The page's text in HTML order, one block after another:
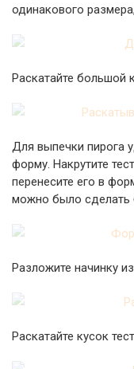
одинакового
Раскатайте большой
Для выпечки пирога
форму. Накрутите
перенесите его в
можно было сделать
Разложите начинку из
Раскатайте кусок